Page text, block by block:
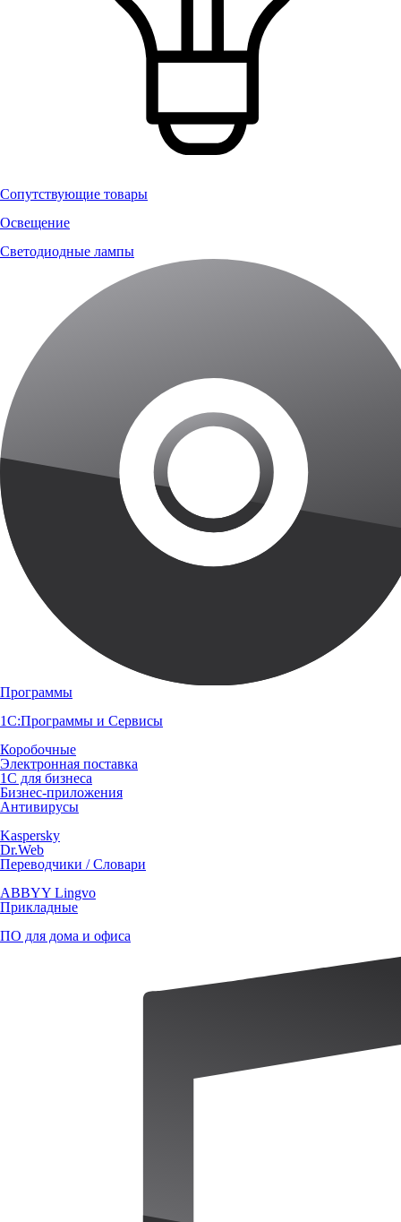
Сопутствующие товары
Освещение
Светодиодные лампы
Программы
1С:Программы и Сервисы
Коробочные
Электронная поставка
1С для бизнеса
Бизнес-приложения
Антивирусы
Kaspersky
Dr.Web
Переводчики / Словари
ABBYY Lingvo
Прикладные
ПО для дома и офиса